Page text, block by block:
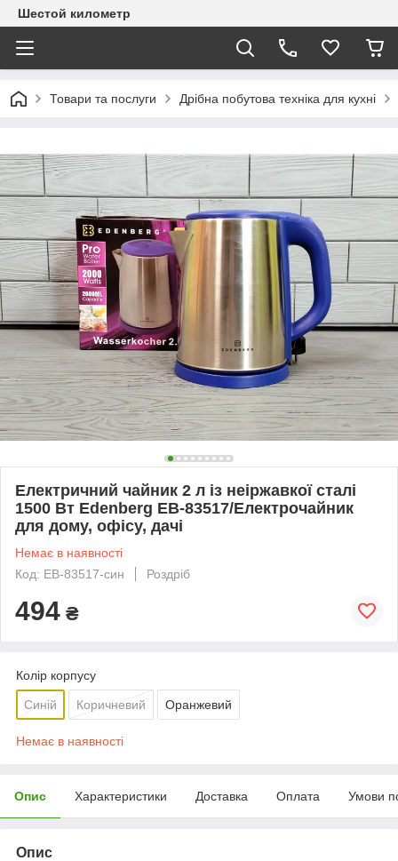
Шестой километр
Товари та послуги Дрібна побутова техніка для кухні
Електричний чайник 2 л із неіржавкої сталі
1500 Вт Edenberg EB-83517/Електрочайник
для дому, офісу, дачі
Немає в наявності
Код: EB-83517-син
Роздріб
494 ₴
Колір корпусу
Синій Коричневий Оранжевий
Немає в наявності
Опис Характеристики Доставка Оплата Умови
Опис